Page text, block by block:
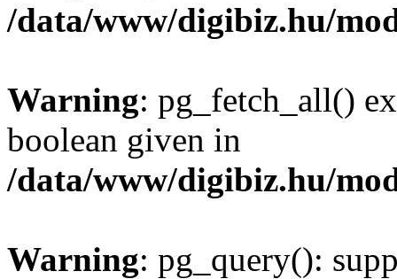
/data/www/digibiz.hu/
Warning: pg_fetch_all()
boolean given in
/data/www/digibiz.hu/
Warning: pg_query():